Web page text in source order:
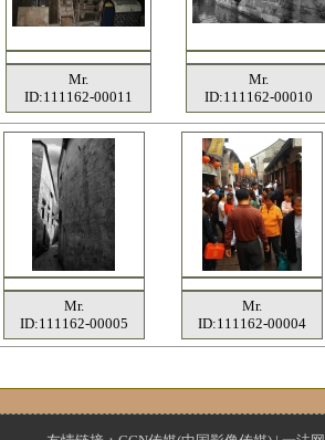
Mr.
ID:111162-00011
Mr.
ID:111162-00010
Mr.
ID:111162-00005
Mr.
ID:111162-00004